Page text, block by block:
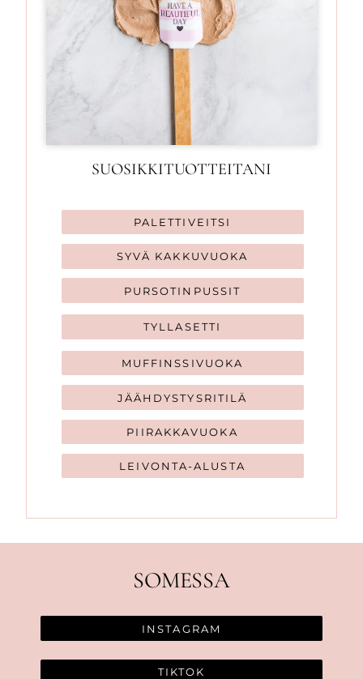
SUOSIKKITUOTTEITANI
PALETTIVEITSI
SYVÄ KAKKUVUOKA
PURSOTINPUSSIT
TYLLASETTI
MUFFINSSIVUOKA
JÄÄHDYSTYSRITILÄ
PIIRAKKAVUOKA
LEIVONTA-ALUSTA
SOMESSA
INSTAGRAM
TIKTOK